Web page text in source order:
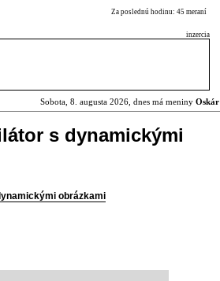
Za poslednú hodinu: 45 meraní
inzercia
Sobota, 8. augusta 2026, dnes má meniny Oskár
s dynamickými
obrázkami